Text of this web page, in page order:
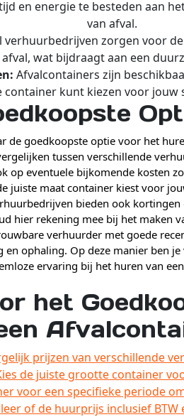
en energie te besteden aan
van afval.
verhuurbedrijven zorgen voor
wat bijdraagt aan een
Afvalcontainers zijn
container kunt kiezen voor jouw
de goedkoopste optie voor het
tussen verschillende
op eventuele bijkomende kosten
juiste maat container kiest voor
bieden ook kortingen
hier rekening mee bij het maken
verhuurder met goede
en ophaling. Op deze manier ben
ervaring bij het huren van
het
prijzen van verschillende
de juiste grootte container
voor een specifieke periode
of de huurprijs inclusief BTW